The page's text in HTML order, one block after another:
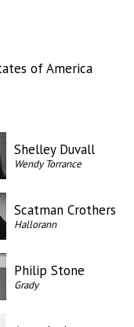
of America
Shelley Duvall
Wendy Torrance
Scatman Crothers
Hallorann
Philip Stone
Grady